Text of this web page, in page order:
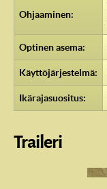
Ohjaaminen:
Optinen asema:
Käyttöjärjestelmä:
Ikärajasuositus:
Traileri